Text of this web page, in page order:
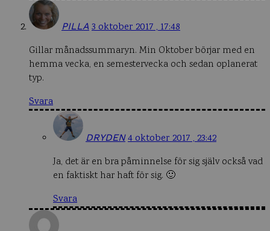
PILLA 3 oktober 2017 , 17:48
Gillar månadssummaryn. Min Oktober börjar med en
hemma vecka, en semestervecka och sedan oplanerat
typ.
Svara
DRYDEN 4 oktober 2017 , 23:42
Ja, det är en bra påminnelse för sig själv också vad
en faktiskt har haft för sig. 🙂
Svara